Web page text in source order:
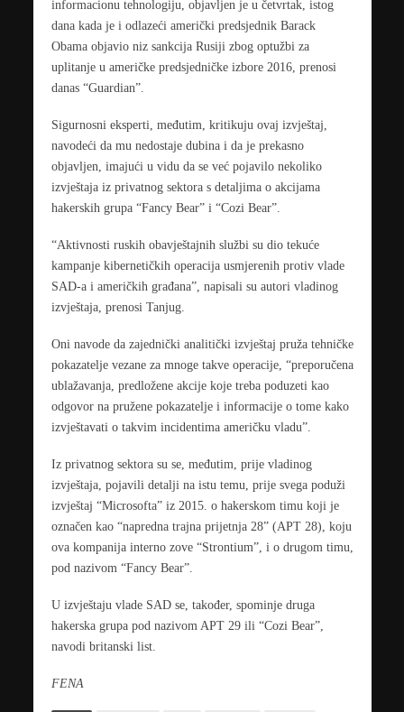
informacionu tehnologiju, objavljen je u četvrtak, istog
dana kada je i odlazeći američki predsjednik Barack
Obama objavio niz sankcija Rusiji zbog optužbi za
uplitanje u američke predsjedničke izbore 2016, prenosi
danas “Guardian”.
Sigurnosni eksperti, međutim, kritikuju ovaj izvještaj,
navodeći da mu nedostaje dubina i da je prekasno
objavljen, imajući u vidu da se već pojavilo nekoliko
izvještaja iz privatnog sektora s detaljima o akcijama
hakerskih grupa “Fancy Bear” i “Cozi Bear”.
“Aktivnosti ruskih obavještajnih službi su dio tekuće
kampanje kibernetičkih operacija usmjerenih protiv vlade
SAD-a i američkih građana”, napisali su autori vladinog
izvještaja, prenosi Tanjug.
Oni navode da zajednički analitički izvještaj pruža tehničke
pokazatelje vezane za mnoge takve operacije, “preporučena
ublažavanja, predložene akcije koje treba poduzeti kao
odgovor na pružene pokazatelje i informacije o tome kako
izvještavati o takvim incidentima američku vladu”.
Iz privatnog sektora su se, međutim, prije vladinog
izvještaja, pojavili detalji na istu temu, prije svega poduži
izvještaj “Microsofta” iz 2015. o hakerskom timu koji je
označen kao “napredna trajna prijetnja 28” (APT 28), koju
ova kompanija interno zove “Strontium”, i o drugom timu,
pod nazivom “Fancy Bear”.
U izvještaju vlade SAD se, također, spominje druga
hakerska grupa pod nazivom APT 29 ili “Cozi Bear”,
navodi britanski list.
FENA